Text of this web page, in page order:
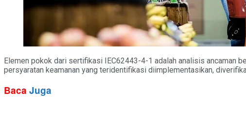
Elemen pokok dari sertifikasi IEC62443-4-1 adalah analisis ancaman
persyaratan keamanan yang teridentifikasi diimplementasikan,
Baca Juga